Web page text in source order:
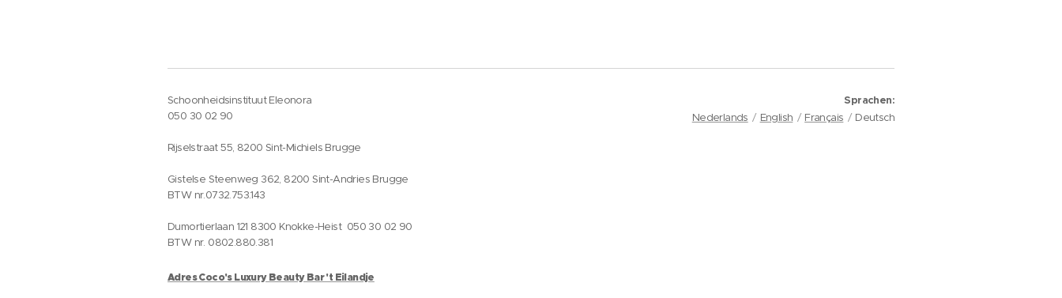
Schoonheidsinstituut Eleonora
050 30 02 90
Rijselstraat 55, 8200 Sint-Michiels Brugge
Gistelse Steenweg 362, 8200 Sint-Andries Brugge
BTW nr.0732.753.143
Dumortierlaan 121 8300 Knokke-Heist 050 30 02 90
BTW nr. 0802.880.381
Adres Coco's Luxury Beauty Bar 't Eilandje
Sprachen
Nederlands
English Français Deutsch